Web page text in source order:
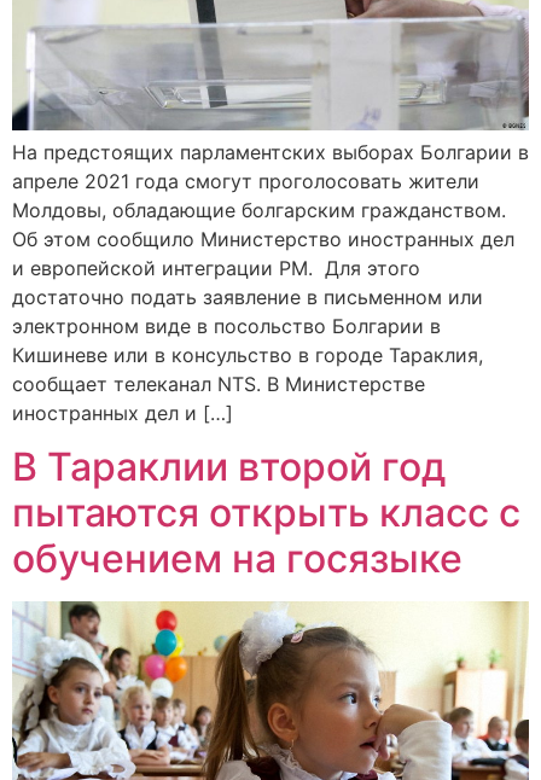
На предстоящих парламентских выборах Болгарии в
апреле 2021 года смогут проголосовать жители
Молдовы, обладающие болгарским гражданством.
Об этом сообщило Министерство иностранных дел
и европейской интеграции РМ. Для этого
достаточно подать заявление в письменном или
электронном виде в посольство Болгарии в
Кишиневе или в консульство в городе Тараклия,
сообщает телеканал NTS. В Министерстве
иностранных дел и […]
В Тараклии второй год
пытаются открыть класс с
обучением на госязыке